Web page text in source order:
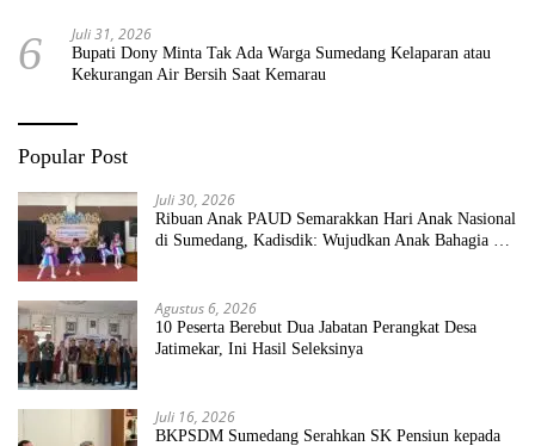
6 Juli 31, 2026
Bupati Dony Minta Tak Ada Warga Sumedang Kelaparan atau
Kekurangan Air Bersih Saat Kemarau
Popular Post
Juli 30, 2026
Ribuan Anak PAUD Semarakkan Hari Anak Nasional
di Sumedang, Kadisdik: Wujudkan Anak Bahagia dan
Agustus 6, 2026
10 Peserta Berebut Dua Jabatan Perangkat Desa
Jatimekar, Ini Hasil Seleksinya
Juli 16, 2026
BKPSDM Sumedang Serahkan SK Pensiun kepada